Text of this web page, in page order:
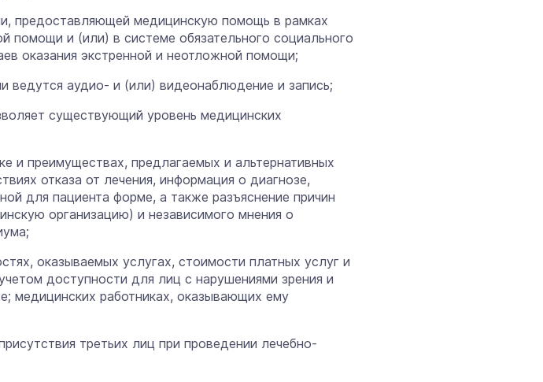
предоставляющей медицинскую помощь в рамках
помощи и (или) в системе обязательного социального
оказания экстренной и неотложной помощи;
ведутся аудио- и (или) видеонаблюдение и запись;
существующий уровень медицинских
и преимуществах, предлагаемых и альтернативных
отказа от лечения, информация о диагнозе,
для пациента форме, а также разъяснение причин
организацию) и независимого мнения о
оказываемых услугах, стоимости платных услуг и
доступности для лиц с нарушениями зрения и
медицинских работниках, оказывающих ему
третьих лиц при проведении лечебно-